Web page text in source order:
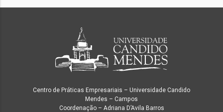
Centro de Práticas Empresariais – Universidade Candido
Mendes – Campos
Coordenação – Adriana D’Avila Barros